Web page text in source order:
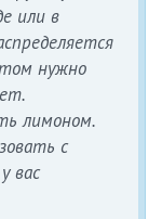
или в
нужно
лимоном.
с
вас